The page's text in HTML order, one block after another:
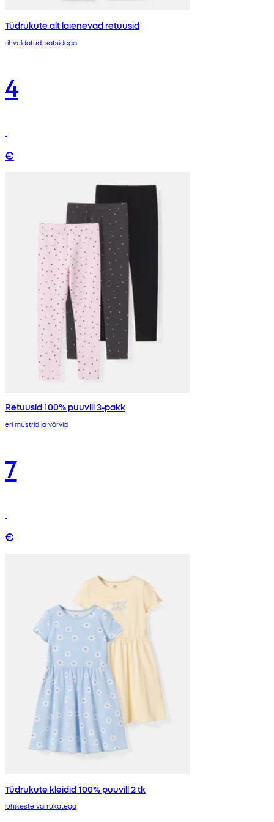
Tüdrukute alt laienevad retuusid
rihveldatud, satsidega
4
€
Retuusid 100% puuvill 3-pakk
eri mustrid ja värvid
7
€
Tüdrukute kleidid 100% puuvill 2 tk
lühikeste varrukatega